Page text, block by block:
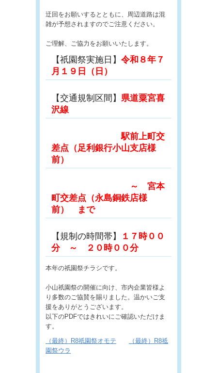
迂回をお願いするとともに、周辺道路は混
雑が予想されますのでご注意ください。
ご理解、ご協力をお願いいたします。
【祇園祭実施日】令和８年７
月１９日（日）
【交通規制区間】 県道粟宮喜
沢線
駅前上町交
差点（足利銀行小山支店様
前）
～ 宮本
町交差点（永島銅鉄店様
前） まで
【規制の時間帯】
１７時００
分 ～ ２０時００分
本年の祇園祭チラシです。
小山祇園祭の開催に向け、市内企業皆様よ
り多数のご協賛を賜りました。温かいご支
援をありがとうございます。
以下のPDFではきれいにご確認いただけま
す。
（最終）R8祇園祭オモテ
（最終）R8祗
園祭ウラ